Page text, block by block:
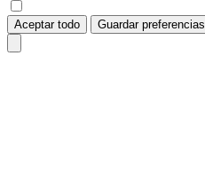
Aceptar todo Guardar preferencias